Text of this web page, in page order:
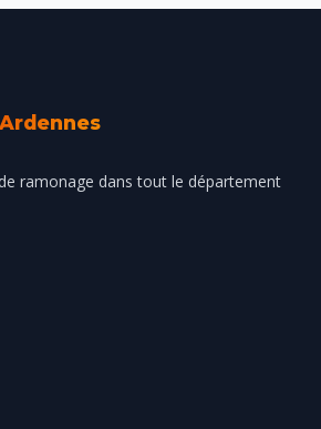
Ardennes
ramonage dans tout le département